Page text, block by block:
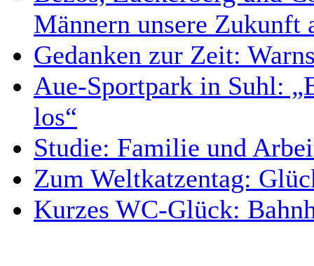
Männern unsere Zukunft
Gedanken zur Zeit:
Aue-Sportpark in Suhl:
los“
Studie: Familie und
Zum Weltkatzentag:
Kurzes WC-Glück: